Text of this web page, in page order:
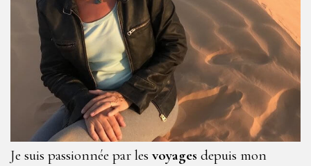
Je suis passionnée par les voyages depuis mon